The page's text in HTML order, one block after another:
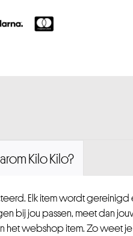
Kilo Kilo?
Elk item wordt gereinigd
bij jou passen, meet dan
het webshop item. Zo weet